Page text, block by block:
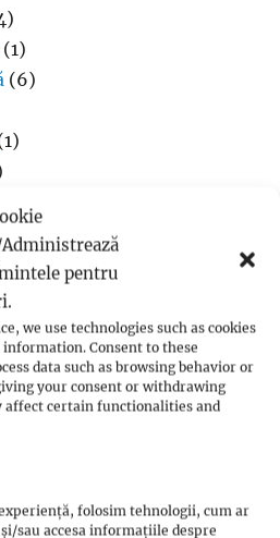
pentru
we use technologies such as cookies
information. Consent to these
data such as browsing behavior or
your consent or withdrawing
affect certain functionalities and
folosim tehnologii, cum ar
sau accesa informațiile despre
(1)
(6)